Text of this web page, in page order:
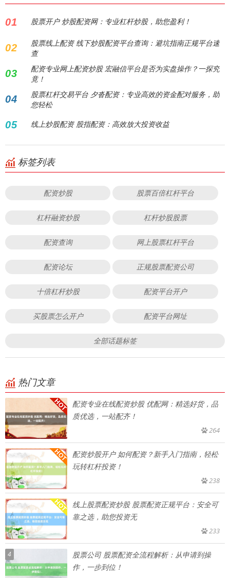
01 股票开户 炒股配资网：专业杠杆炒股，助您盈利！
02
股票线上配资 线下炒股配资平台查询：避坑指南正规平台速
查
03
配资专业网上配资炒股 宏融信平台是否为实盘操作？一探究
竟！
04
股票杠杆交易平台 夕沓配资：专业高效的资金配对服务，助
您轻松
05 线上炒股配资 股指配资：高效放大投资收益
标签列表
配资炒股 股票百倍杠杆平台
杠杆融资炒股 杠杆炒股股票
配资查询 网上股票杠杆平台
配资论坛 正规股票配资公司
十倍杠杆炒股 配资平台开户
买股票怎么开户 配资平台网址
全部话题标签
热门文章
配资专业在线配资炒股 优配网：精选好货，品
质优选，一站配齐！
264
配资炒股开户 如何配资？新手入门指南，轻松
玩转杠杆投资！
238
线上股票配资炒股 股票配资正规平台：安全可
靠之选，助您投资无
233
4
股票公司 股票配资全流程解析：从申请到操
作，一步到位！